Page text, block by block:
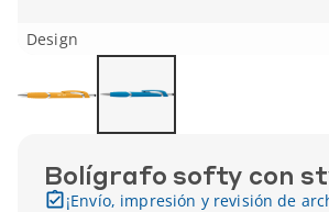
Design
Bolígrafo softy con
¡Envío, impresión y revisión de